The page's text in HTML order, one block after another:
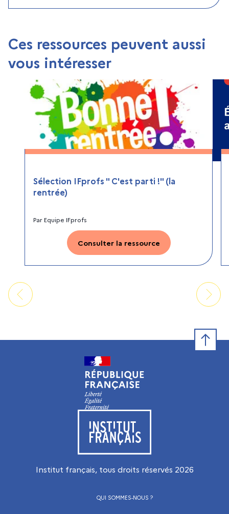
Ces ressources peuvent aussi
vous intéresser
Sélection IFprofs " C'est parti !" (la
rentrée)
ParEquipe IFprofs
Consulter la ressource
Visiter le site de l’Institut français
Institut français, tous droits réservés 2026
QUI SOMMES-NOUS ?